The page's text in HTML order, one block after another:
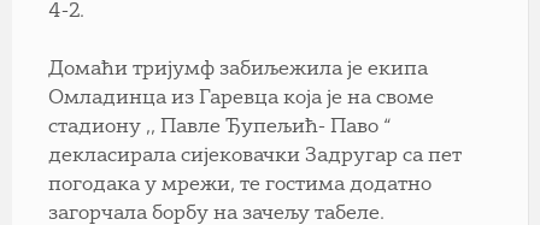
4-2.
Домаћи тријумф забиљежила је екипа
Омладинца из Гаревца која је на своме
стадиону ,, Павле Ђупељић- Паво “
декласирала сијековачки Задругар са пет
погодака у мрежи, те гостима додатно
загорчала борбу на зачељу табеле.